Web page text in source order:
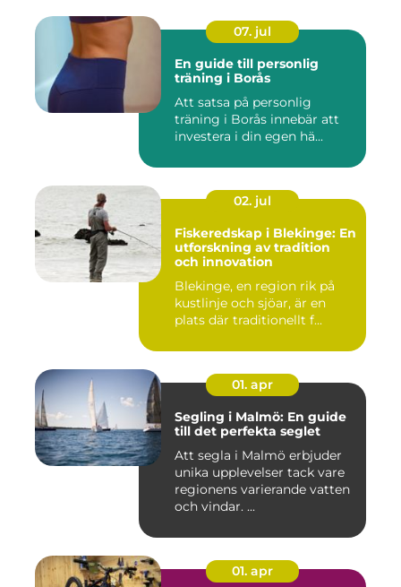
07. jul
En guide till personlig
träning i Borås
Att satsa på personlig
träning i Borås innebär att
investera i din egen hä...
02. jul
Fiskeredskap i Blekinge: En
utforskning av tradition
och innovation
Blekinge, en region rik på
kustlinje och sjöar, är en
plats där traditionellt f...
01. apr
Segling i Malmö: En guide
till det perfekta seglet
Att segla i Malmö erbjuder
unika upplevelser tack vare
regionens varierande vatten
och vindar. ...
01. apr